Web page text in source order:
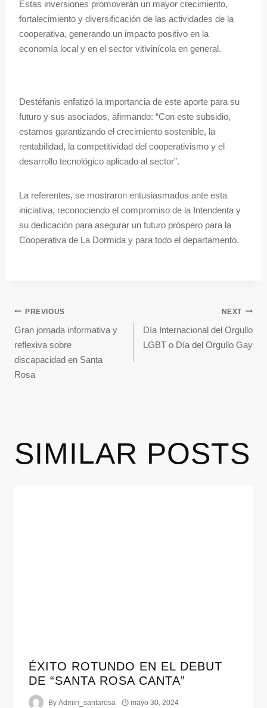
Estas inversiones promoverán un mayor crecimiento,
fortalecimiento y diversificación de las actividades de la
cooperativa, generando un impacto positivo en la
economía local y en el sector vitivinícola en general.
Destéfanis enfatizó la importancia de este aporte para su
futuro y sus asociados, afirmando: “Con este subsidio,
estamos garantizando el crecimiento sostenible, la
rentabilidad, la competitividad del cooperativismo y el
desarrollo tecnológico aplicado al sector”.
La referentes, se mostraron entusiasmados ante esta
iniciativa, reconociendo el compromiso de la Intendenta y
su dedicación para asegurar un futuro próspero para la
Cooperativa de La Dormida y para todo el departamento.
PREVIOUS
Gran jornada informativa y
reflexiva sobre
discapacidad en Santa
Rosa
NEXT
Día Internacional del Orgullo
LGBT o Día del Orgullo Gay
SIMILAR POSTS
ÉXITO ROTUNDO EN EL DEBUT
DE “SANTA ROSA CANTA”
By Admin_santarosa mayo 30, 2024